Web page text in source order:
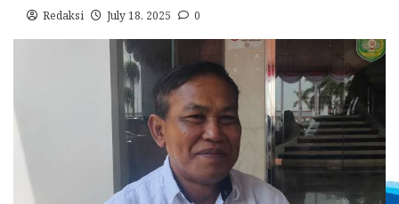
Redaksi July 18, 2025 0